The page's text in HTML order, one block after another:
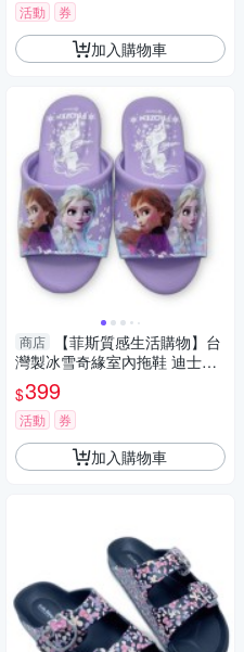
活動 券
加入購物車
商店
【菲斯質感生活購物】台
灣製冰雪奇緣室內拖鞋 迪士尼
公主 DISNEY 浴室拖鞋 陽台拖
鞋 女大童
$399
活動 券
加入購物車